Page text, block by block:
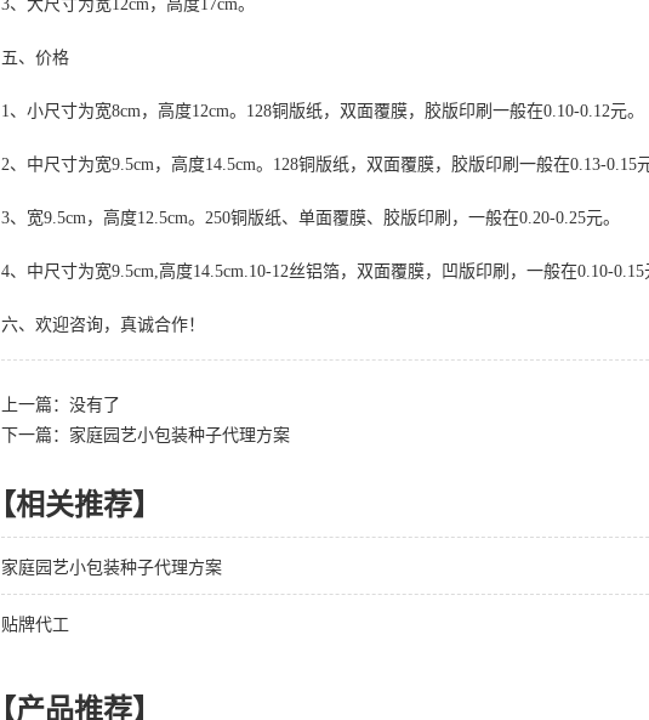
3、大尺寸为宽12cm，高度17cm。
五、价格
1、小尺寸为宽8cm，高度12cm。128铜版纸，双面覆膜，胶版印刷一般在0.10-0.12元。
2、中尺寸为宽9.5cm，高度14.5cm。128铜版纸，双面覆膜，胶版印刷一般在0.13-0.15
3、宽9.5cm，高度12.5cm。250铜版纸、单面覆膜、胶版印刷，一般在0.20-0.25元。
4、中尺寸为宽9.5cm,高度14.5cm.10-12丝铝箔，双面覆膜，凹版印刷，一般在0.10-0.15
六、欢迎咨询，真诚合作！
上一篇：没有了
下一篇：家庭园艺小包装种子代理方案
【相关推荐】
家庭园艺小包装种子代理方案
贴牌代工
【产品推荐】